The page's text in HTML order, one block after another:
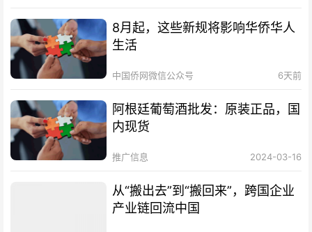
8月起，这些新规将影响华侨华人
生活
中国侨网微信公众号 6天前
阿根廷葡萄酒批发：原装正品，国
内现货
推广信息 2024-03-16
从“搬出去”到“搬回来”，跨国企业
产业链回流中国